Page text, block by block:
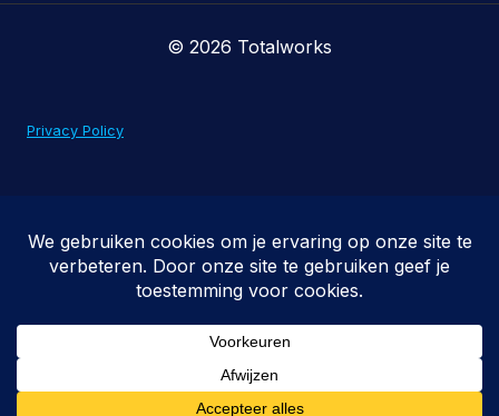
© 2026 Totalworks
Privacy Policy
VCU-certificaat